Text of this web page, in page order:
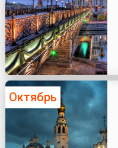
Октябрь